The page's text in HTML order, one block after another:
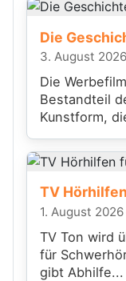
Die
3. August 2026
Die
Bestandteil
Kunstform,
gewandelt
TV
1. August 2026
TV Ton wird
für
gibt Abhilfe...